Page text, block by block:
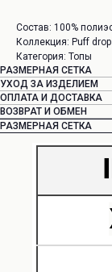
Состав: 100%
Коллекция: Puff drop
Категория: Топы
РАЗМЕРНАЯ СЕТКА
УХОД ЗА ИЗДЕЛИЕМ
ОПЛАТА И ДОСТАВКА
ВОЗВРАТ И ОБМЕН
РАЗМЕРНАЯ СЕТКА